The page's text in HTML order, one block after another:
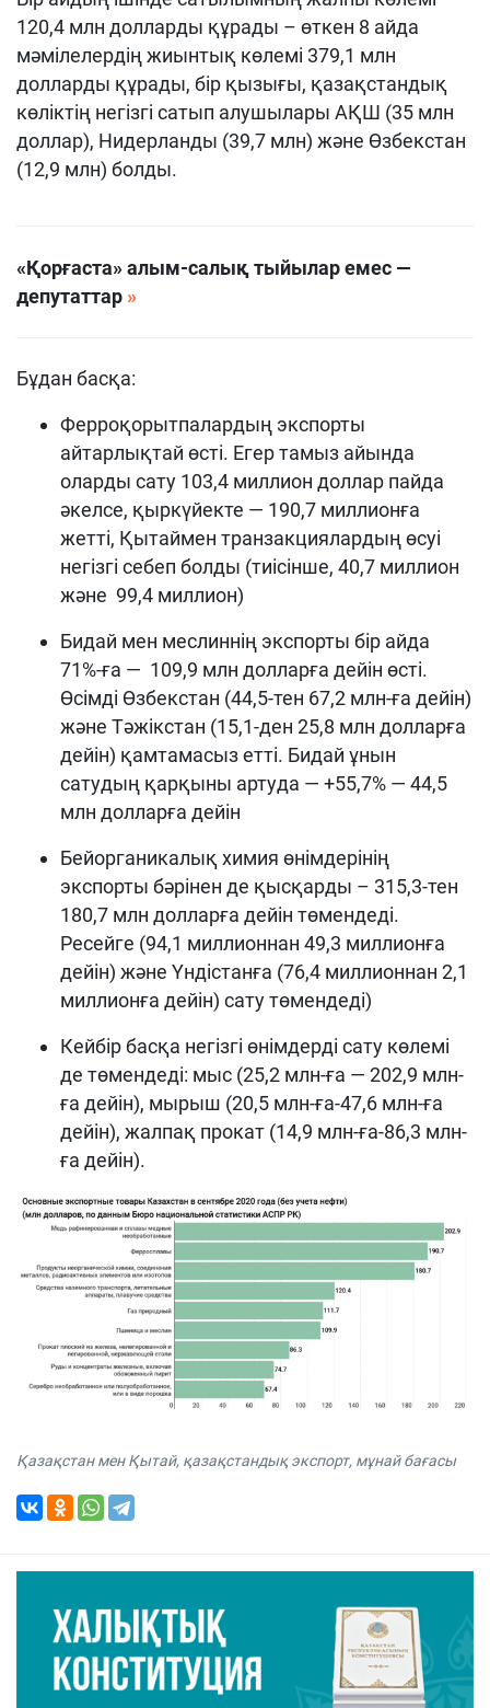
120,4 млн долларды құрады – өткен 8 айда
мәмілелердің жиынтық көлемі 379,1 млн
долларды құрады, бір қызығы, қазақстандық
көліктің негізгі сатып алушылары АҚШ (35 млн
доллар), Нидерланды (39,7 млн) және Өзбекстан
(12,9 млн) болды.
«Қорғаста» алым-салық тыйылар емес —
депутаттар
Бұдан басқа:
Ферроқорытпалардың экспорты
айтарлықтай өсті. Егер тамыз айында
оларды сату 103,4 миллион доллар пайда
әкелсе, қыркүйекте — 190,7 миллионға
жетті, Қытаймен транзакциялардың өсуі
негізгі себеп болды (тиісінше, 40,7 миллион
және 99,4 миллион)
Бидай мен меслиннің экспорты бір айда
71%-ға — 109,9 млн долларға дейін өсті.
Өсімді Өзбекстан (44,5-тен 67,2 млн-ға дейін)
және Тәжікстан (15,1-ден 25,8 млн долларға
дейін) қамтамасыз етті. Бидай ұнын
сатудың қарқыны артуда — +55,7% — 44,5
млн долларға дейін
Бейорганикалық химия өнімдерінің
экспорты бәрінен де қысқарды – 315,3-тен
180,7 млн долларға дейін төмендеді.
Ресейге (94,1 миллионнан 49,3 миллионға
дейін) және Үндістанға (76,4 миллионнан 2,1
миллионға дейін) сату төмендеді)
Кейбір басқа негізгі өнімдерді сату көлемі
де төмендеді: мыс (25,2 млн-ға — 202,9 млн-
ға дейін), мырыш (20,5 млн-ға-47,6 млн-ға
дейін), жалпақ прокат (14,9 млн-ға-86,3 млн-
ға дейін).
Қазақстан мен Қытай, қазақстандық экспорт, мұнай бағасы